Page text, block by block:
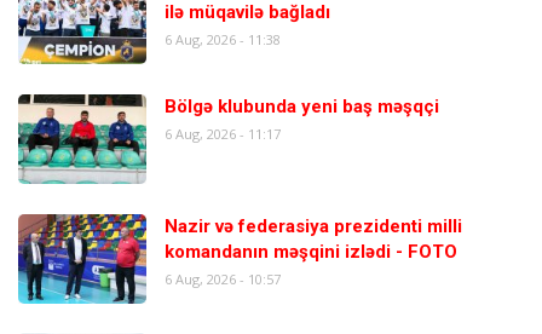
ilə müqavilə bağladı
6 Aug, 2026 - 11:38
Bölgə klubunda yeni baş məşqçi
6 Aug, 2026 - 11:17
Nazir və federasiya prezidenti milli
komandanın məşqini izlədi - FOTO
6 Aug, 2026 - 10:57